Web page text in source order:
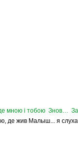
мною і тобою Знов…
де жив Малыш... я